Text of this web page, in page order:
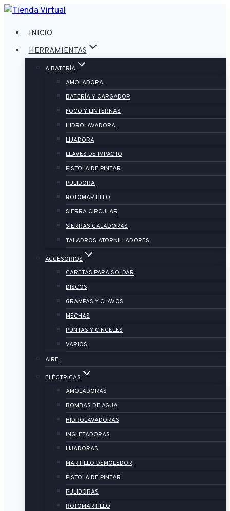
Saltar
contenido
INICIO
HERRAMIENTAS
A BATERÍA
AMOLADORA
BATERÍA Y CARGADOR
FOCO Y LINTERNAS
HIDROLAVADORA
LIJADORA
LLAVES DE IMPACTO
PISTOLA DE PINTAR
PULIDORA
ROTOMARTILLO
SIERRA CIRCULAR
SIERRAS CALADORAS
TALADROS ATORNILLADORES
ACCESORIOS
CARETAS PARA SOLDAR
DISCOS
GRAMPAS Y CLAVOS
MECHAS
PUNTAS Y CINCELES
VARIOS
AIRE
ELÉCTRICAS
AMOLADORAS
BOMBAS DE AGUA
HIDROLAVADORAS
INGLETADORAS
LIJADORAS
MARTILLO DEMOLEDOR
PISTOLA DE PINTAR
PULIDORAS
ROTOMARTILLO